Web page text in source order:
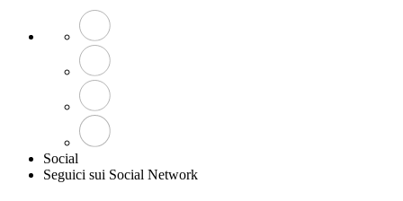
Social
Seguici sui Social Network